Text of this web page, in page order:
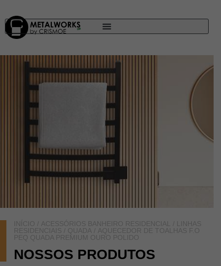
INÍCIO / ACESSÓRIOS BANHEIRO RESIDENCIAL /
LINHAS
RESIDENCIAIS / QUADA / AQUECEDOR DE TOALHAS F.O
PEQ QUADA PREMIUM OURO POLIDO
NOSSOS PRODUTOS